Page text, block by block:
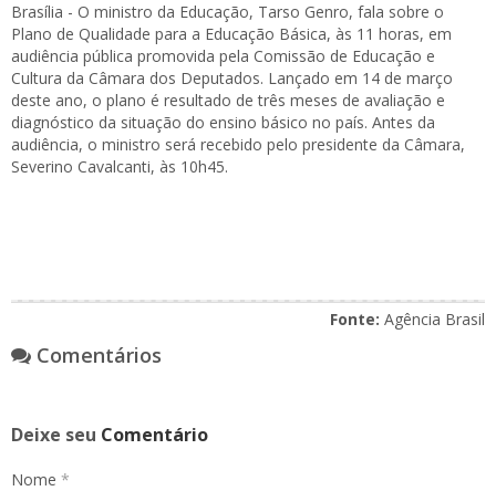
Brasília - O ministro da Educação, Tarso Genro, fala sobre o
Plano de Qualidade para a Educação Básica, às 11 horas, em
audiência pública promovida pela Comissão de Educação e
Cultura da Câmara dos Deputados. Lançado em 14 de março
deste ano, o plano é resultado de três meses de avaliação e
diagnóstico da situação do ensino básico no país. Antes da
audiência, o ministro será recebido pelo presidente da Câmara,
Severino Cavalcanti, às 10h45.
Fonte: Agência Brasil
Comentários
Deixe seu Comentário
Nome *